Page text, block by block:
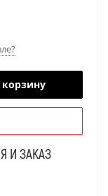
корзину
И ЗАКАЗ